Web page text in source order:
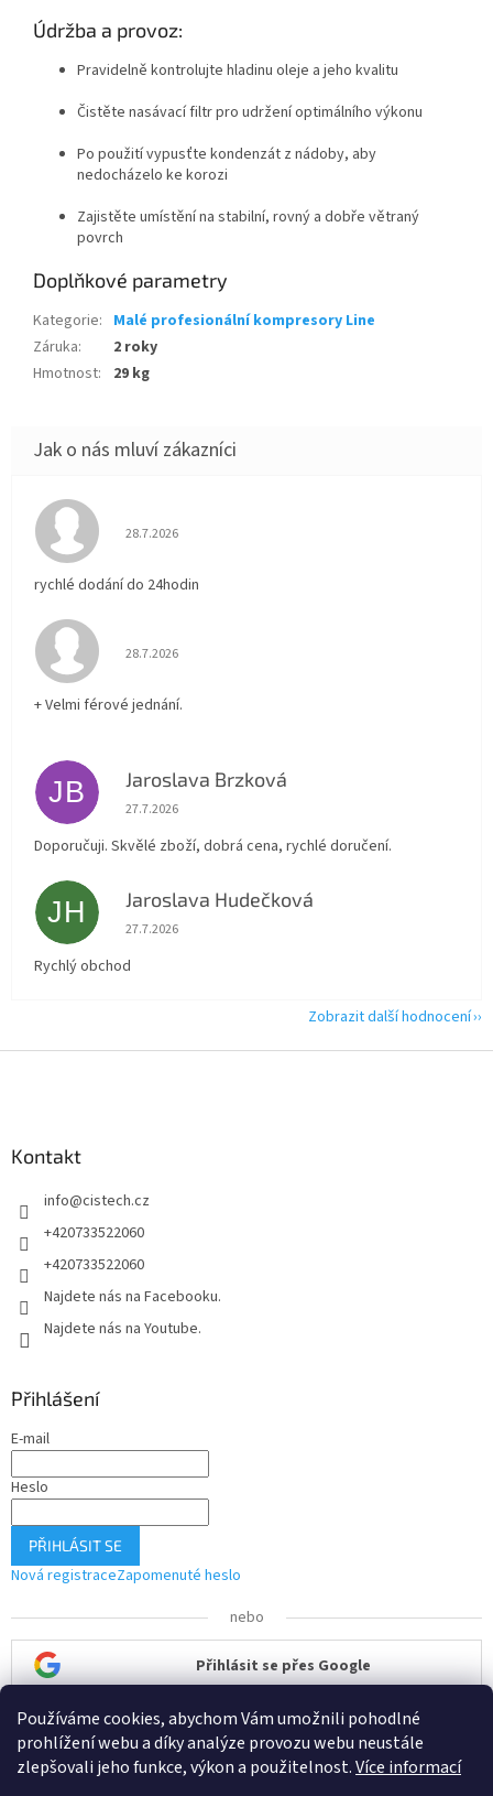
Používáme cookies, abychom Vám umožnili pohodlné
prohlížení webu a díky analýze provozu webu neustále
zlepšovali jeho funkce, výkon a použitelnost.Více informací
Údržba a provoz:
Pravidelně kontrolujte hladinu oleje a jeho kvalitu
Čistěte nasávací filtr pro udržení optimálního výkonu
Po použití vypusťte kondenzát z nádoby, aby
nedocházelo ke korozi
Zajistěte umístění na stabilní, rovný a dobře větraný
povrch
Doplňkové parametry
Kategorie: Malé profesionální kompresory Line
Záruka:
2 roky
Hmotnost: 29 kg
Hodnocení obchodu je 5 z 5 hvězdiček.
28.7.2026
rychlé dodání do 24hodin
Hodnocení obchodu je 5 z 5 hvězdiček.
28.7.2026
+ Velmi férové jednání.
JB Jaroslava Brzková
Hodnocení obchodu je 5 z 5 hvězdiček.
27.7.2026
Doporučuji. Skvělé zboží, dobrá cena, rychlé doručení.
JH Jaroslava Hudečková
Hodnocení obchodu je 5 z 5 hvězdiček.
27.7.2026
Rychlý obchod
Zobrazit další hodnocení
Kontakt
info@cistech.cz
+420733522060
+420733522060
Najdete nás na Facebooku.
Najdete nás na Youtube.
Přihlášení
E-mail
Heslo
PŘIHLÁSIT SE
Nová registraceZapomenuté heslo
nebo
Přihlásit se přes Google
Přihlásit se přes Seznam